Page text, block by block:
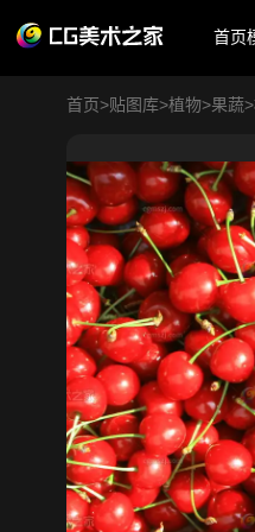
首页
首页>贴图库>植物>果蔬>